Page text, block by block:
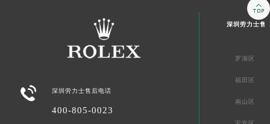
 深圳劳力士售后电话
400-805-0023
深圳劳力士售
罗湖区
福田区
南山区
